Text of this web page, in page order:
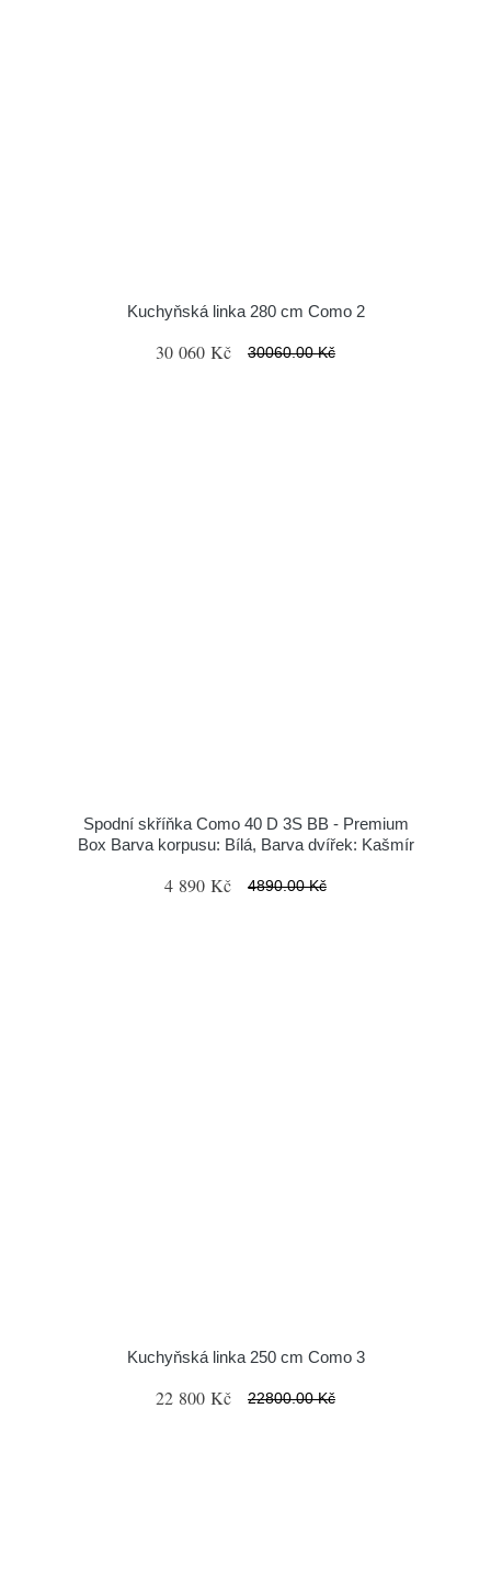
Kuchyňská linka 280 cm Como 2
30 060 Kč 30060.00 Kč
Spodní skříňka Como 40 D 3S BB - Premium
Box Barva korpusu: Bílá, Barva dvířek: Kašmír
4 890 Kč 4890.00 Kč
Kuchyňská linka 250 cm Como 3
22 800 Kč 22800.00 Kč